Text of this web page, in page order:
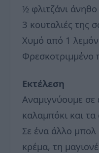
½ φλιτζάνι
3 κουταλιές της
Χυμό από 1
Φρεσκοτριμμένο
Εκτέλεση
Αναμιγνύουμε
καλαμπόκι και
Σε ένα άλλο μπολ
κρέμα, τη